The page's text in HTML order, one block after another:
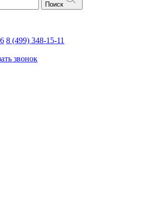
Поиск
8 (499) 348-15-11
звонок